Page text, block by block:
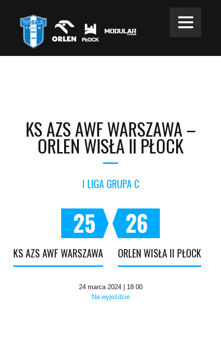
KS AZS AWF WARSZAWA –
ORLEN WISŁA II PŁOCK
I LIGA GRUPA C
25
KS AZS AWF WARSZAWA
26
ORLEN WISŁA II PŁOCK
24 marca 2024 | 18:00
Na wyjeździe